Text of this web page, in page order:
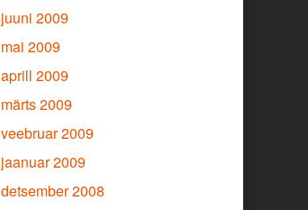
juuni 2009
mai 2009
aprill 2009
märts 2009
veebruar 2009
jaanuar 2009
detsember 2008